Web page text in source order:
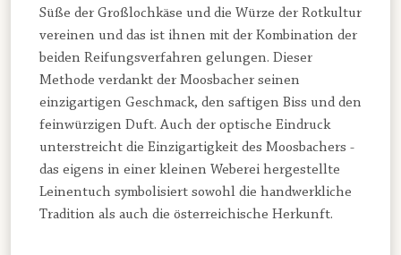
Süße der Großlochkäse und die Würze der Rotkultur
vereinen und das ist ihnen mit der Kombination der
beiden Reifungsverfahren gelungen. Dieser
Methode verdankt der Moosbacher seinen
einzigartigen Geschmack, den saftigen Biss und den
feinwürzigen Duft. Auch der optische Eindruck
unterstreicht die Einzigartigkeit des Moosbachers -
das eigens in einer kleinen Weberei hergestellte
Leinentuch symbolisiert sowohl die handwerkliche
Tradition als auch die österreichische Herkunft.